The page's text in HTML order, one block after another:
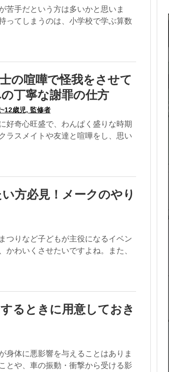
苦手だという方は多いかと思いま
ってしまうのは、小学校で学ぶ算数
の喧嘩で怪我をさせて
丁寧な謝罪の仕方
歳児, 監修者
好奇心旺盛で、わんぱく盛りな時期
ラスメイトや友達と喧嘩をし、思い
方必見！メークのやり
つりなど子どもが主役になるイベン
かわいくさせたいですよね。また、
るときに用意しておき
身体に悪影響を与えることはありま
とや、車の振動・衝撃から受ける影